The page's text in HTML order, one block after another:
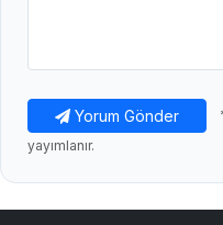
Yorum Gönder
yayımlanır.